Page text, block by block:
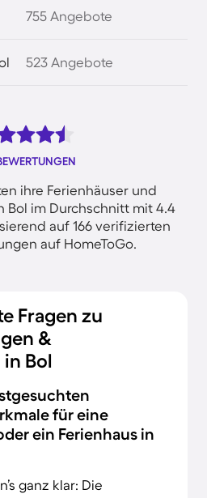
755 Angebote
523 Angebote
ihre Ferienhäuser und
Bol im Durchschnitt mit 4.4
auf 166 verifizierten
auf HomeToGo.
Fragen zu
&
Bol
für eine
ein Ferienhaus in
ganz klar: Die